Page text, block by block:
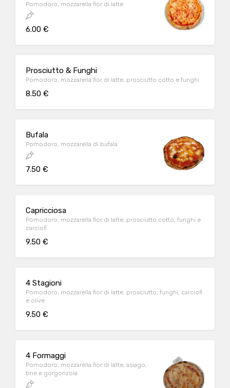
Pomodoro, mozzarella fior di latte
6.00 €
Prosciutto & Funghi
Pomodoro, mozzarella fior di latte, prosciutto cotto e funghi
8.50 €
Bufala
Pomodoro, mozzarella di bufala
7.50 €
Capricciosa
Pomodoro, mozzarella fior di latte, prosciutto cotto, funghi e
carciofi
9.50 €
4 Stagioni
Pomodoro, mozzarella fior di latte, prosciutto, funghi, carciofi
e olive
9.50 €
4 Formaggi
Pomodoro, mozzarella fior di latte, asiago,
brie e gorgonzola